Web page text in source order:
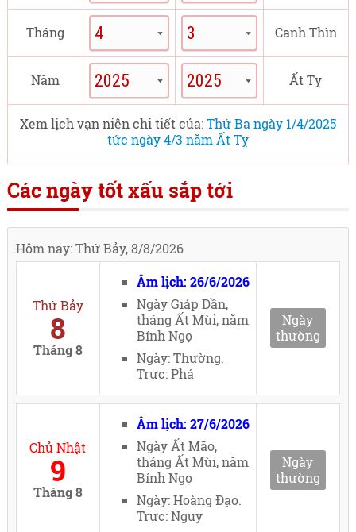
Tháng Canh Thìn
Năm Ất Tỵ
Xem lịch vạn niên chi tiết của:Thứ Ba ngày 1/4/2025
tức ngày 4/3 năm Ất Tỵ
Các ngày tốt xấu sắp tới
Hôm nay: Thứ Bảy, 8/8/2026
Thứ Bảy
8
Tháng 8
Âm lịch: 26/6/2026
Ngày Giáp Dần,
tháng Ất Mùi, năm
Bính Ngọ
Ngày: Thường.
Trực: Phá
Ngày
thường
Chủ Nhật
9
Tháng 8
Âm lịch: 27/6/2026
Ngày Ất Mão,
tháng Ất Mùi, năm
Bính Ngọ
Ngày: Hoàng Đạo.
Trực: Nguy
Ngày
thường